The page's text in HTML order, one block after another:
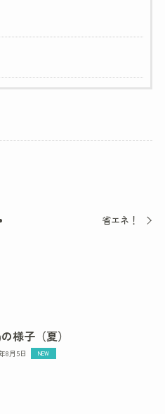
省エネ！
様子（夏）
8月5日